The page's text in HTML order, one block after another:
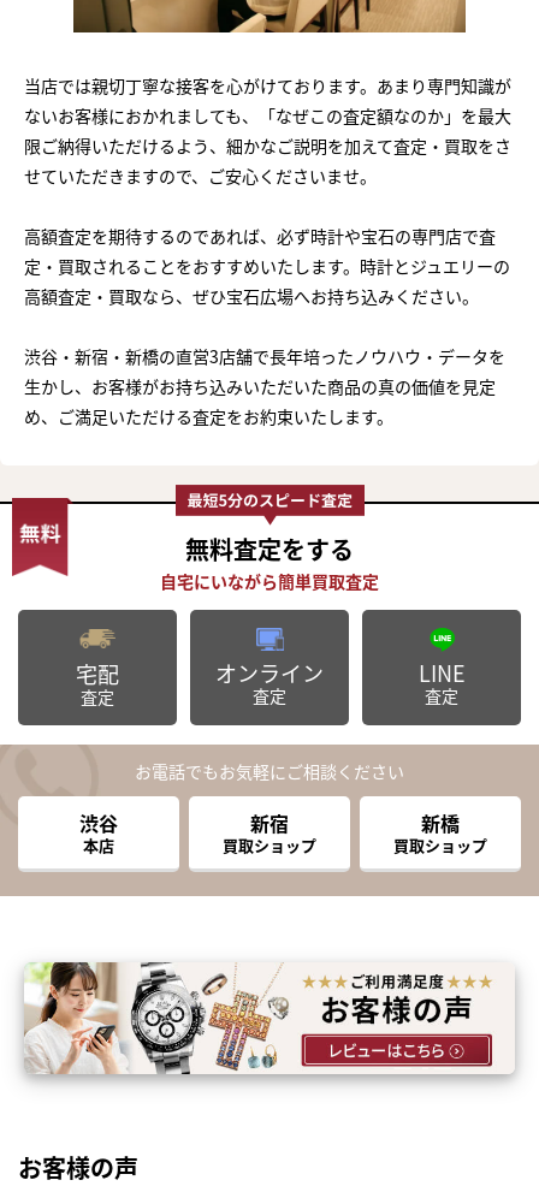
当店では親切丁寧な接客を心がけております。あまり専門知識が
ないお客様におかれましても、「なぜこの査定額なのか」を最大
限ご納得いただけるよう、細かなご説明を加えて査定・買取をさ
せていただきますので、ご安心くださいませ。
高額査定を期待するのであれば、必ず時計や宝石の専門店で査
定・買取されることをおすすめいたします。時計とジュエリーの
高額査定・買取なら、ぜひ宝石広場へお持ち込みください。
渋谷・新宿・新橋の直営3店舗で長年培ったノウハウ・データを
生かし、お客様がお持ち込みいただいた商品の真の価値を見定
め、ご満足いただける査定をお約束いたします。
無料査定をする
宅配
査定
オンライン
査定
LINE
査定
お電話でもお気軽にご相談ください
渋谷
本店
新宿
買取ショップ
新橋
買取ショップ
お客様の声